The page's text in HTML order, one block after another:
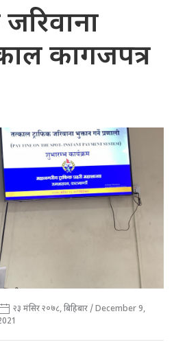
कागजपत्र
२३ मंसिर २०७८, बिहिबार / December 9,